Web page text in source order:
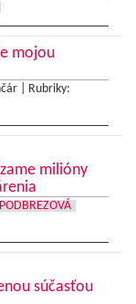
mojou
|
Rubriky:
milióny
súčasťou